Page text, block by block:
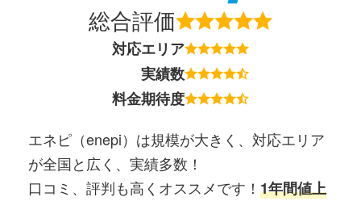
総合評価
対応エリア
実績数
料金期待度
エネピ（enepi）は規模が大きく、対応エリア
が全国と広く、実績多数！
口コミ、評判も高くオススメです！ 1年間値上